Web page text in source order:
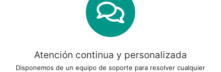
Atención continua y personalizada
Disponemos de un equipo de soporte para resolver cualquier